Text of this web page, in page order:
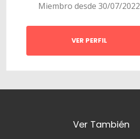
Miembro desde 30/07/2022
VER PERFIL
Ver También